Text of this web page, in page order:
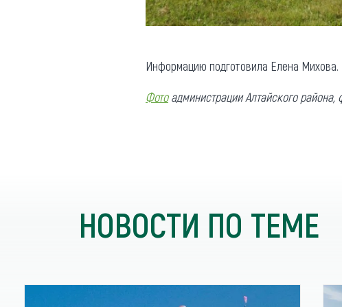
Информацию подготовила Елена Михова.
Фотоадминистрации Алтайского района,
НОВОСТИ ПО ТЕМЕ